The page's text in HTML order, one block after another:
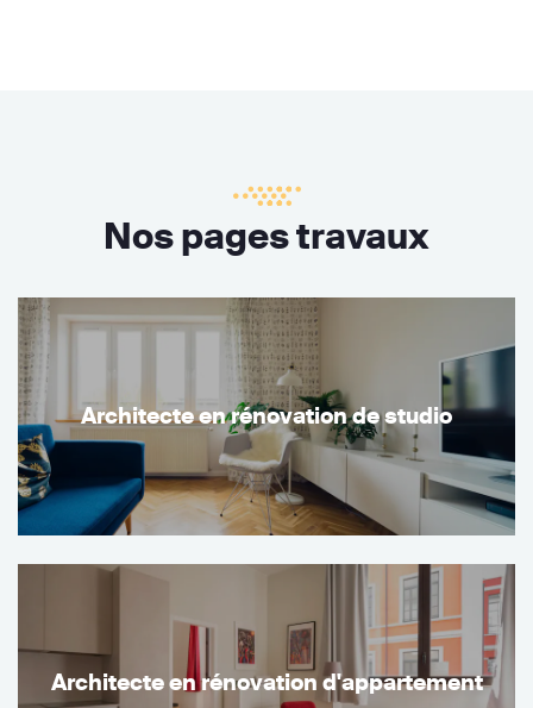
Nos pages travaux
Architecte en rénovation de studio
Architecte en rénovation d'appartement